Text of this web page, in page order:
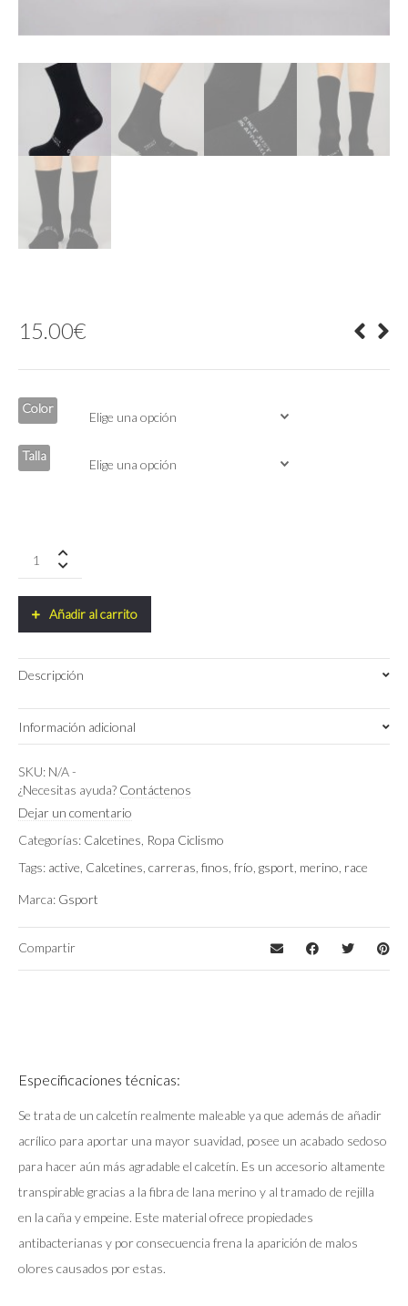
15.00€
Color
Talla
Calcetines
Active
quantity
Añadir al carrito
Descripción
Información adicional
Color
Talla
SKU: N/A-
¿Necesitas ayuda? Contáctenos
Dejar un comentario
Categorías: Calcetines Ropa Ciclismo
Tags: active Calcetines carreras finos frío gsport merino race
Marca: Gsport
Compartir
Especificaciones técnicas:
Se trata de un calcetín realmente maleable ya que además de añadir
acrílico para aportar una mayor suavidad, posee un acabado sedoso
para hacer aún más agradable el calcetín. Es un accesorio altamente
transpirable gracias a la fibra de lana merino y al tramado de rejilla
en la caña y empeine. Este material ofrece propiedades
antibacterianas y por consecuencia frena la aparición de malos
olores causados por estas.